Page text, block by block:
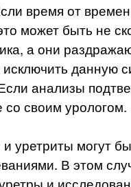
время от
может быть не
а они
данную
анализы
со своим урологом.
уретриты могут
В этом
и